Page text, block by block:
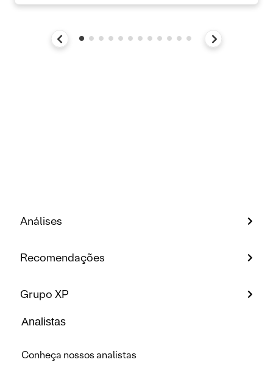
Análises
Recomendações
Grupo XP
Analistas
Conheça nossos analistas